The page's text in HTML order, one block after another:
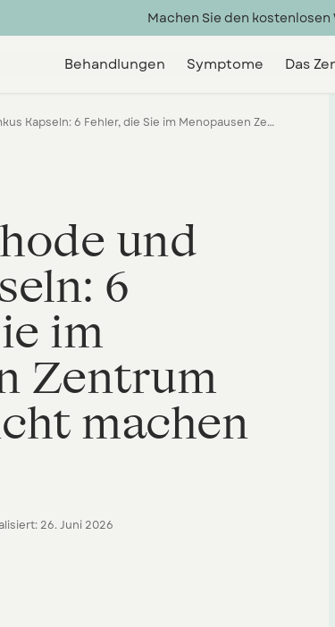
Machen Sie den
Behandlungen Symptome Das
Rimkus Methode und Rimkus Kapseln: 6 Fehler, die Sie im Menopausen Zentrum Frankfurt nicht machen dürfen
und
6
im
Zentrum
machen
26. Juni 2026